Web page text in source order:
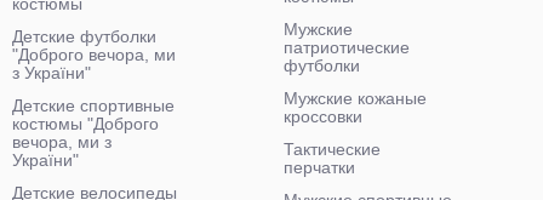
Детские футболки
"Доброго вечора, ми
з України"
Детские спортивные
костюмы "Доброго
вечора, ми з
України"
Детские велосипеды
Мужские
патриотические
футболки
Мужские кожаные
кроссовки
Тактические
перчатки